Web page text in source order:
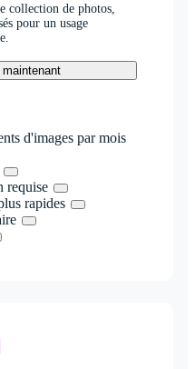
collection de photos,
pour un usage
d'images par mois
requise
rapides